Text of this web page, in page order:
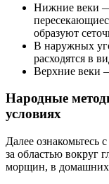
Нижние веки
образуют
В наружных
расходятся в
Верхние веки
Народные
условиях
Далее
за областью вокруг
морщин, в домашних